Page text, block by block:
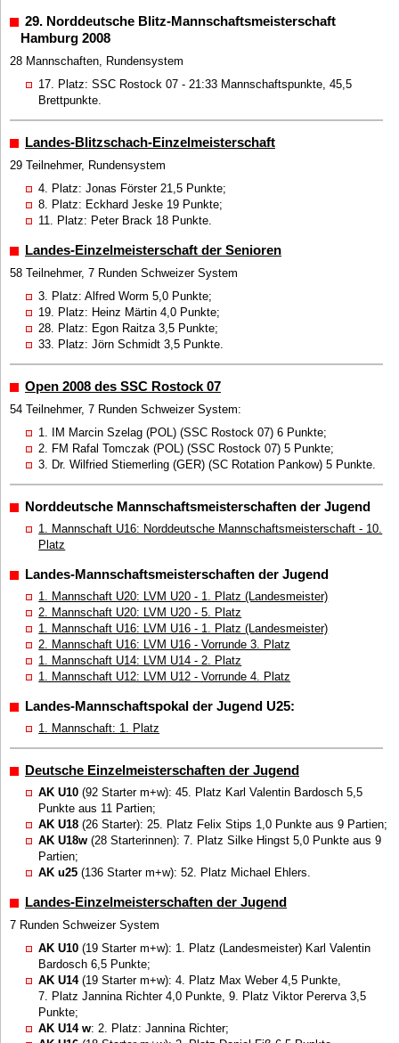
29. Norddeutsche Blitz-Mannschaftsmeisterschaft
Hamburg 2008
28 Mannschaften, Rundensystem
17. Platz: SSC Rostock 07 - 21:33 Mannschaftspunkte, 45,5
Brettpunkte.
Landes-Blitzschach-Einzelmeisterschaft
29 Teilnehmer, Rundensystem
4. Platz: Jonas Förster 21,5 Punkte;
8. Platz: Eckhard Jeske 19 Punkte;
11. Platz: Peter Brack 18 Punkte.
Landes-Einzelmeisterschaft der Senioren
58 Teilnehmer, 7 Runden Schweizer System
3. Platz: Alfred Worm 5,0 Punkte;
19. Platz: Heinz Märtin 4,0 Punkte;
28. Platz: Egon Raitza 3,5 Punkte;
33. Platz: Jörn Schmidt 3,5 Punkte.
Open 2008 des SSC Rostock 07
54 Teilnehmer, 7 Runden Schweizer System:
1. IM Marcin Szelag (POL) (SSC Rostock 07) 6 Punkte;
2. FM Rafal Tomczak (POL) (SSC Rostock 07) 5 Punkte;
3. Dr. Wilfried Stiemerling (GER) (SC Rotation Pankow) 5 Punkte.
Norddeutsche Mannschaftsmeisterschaften der Jugend
1. Mannschaft U16: Norddeutsche Mannschaftsmeisterschaft - 10.
Platz
Landes-Mannschaftsmeisterschaften der Jugend
1. Mannschaft U20: LVM U20 - 1. Platz (Landesmeister)
2. Mannschaft U20: LVM U20 - 5. Platz
1. Mannschaft U16: LVM U16 - 1. Platz (Landesmeister)
2. Mannschaft U16: LVM U16 - Vorrunde 3. Platz
1. Mannschaft U14: LVM U14 - 2. Platz
1. Mannschaft U12: LVM U12 - Vorrunde 4. Platz
Landes-Mannschaftspokal der Jugend U25:
1. Mannschaft: 1. Platz
Deutsche Einzelmeisterschaften der Jugend
AK U10 (92 Starter m+w): 45. Platz Karl Valentin Bardosch 5,5
Punkte aus 11 Partien;
AK U18 (26 Starter): 25. Platz Felix Stips 1,0 Punkte aus 9 Partien;
AK U18w (28 Starterinnen): 7. Platz Silke Hingst 5,0 Punkte aus 9
Partien;
AK u25 (136 Starter m+w): 52. Platz Michael Ehlers.
Landes-Einzelmeisterschaften der Jugend
7 Runden Schweizer System
AK U10 (19 Starter m+w): 1. Platz (Landesmeister) Karl Valentin
Bardosch 6,5 Punkte;
AK U14(19 Starter m+w): 4. Platz Max Weber 4,5 Punkte,
7. Platz Jannina Richter 4,0 Punkte, 9. Platz Viktor Pererva 3,5
Punkte;
AK U14 w: 2. Platz: Jannina Richter;